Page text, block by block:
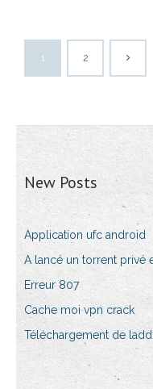
1 2
New Posts
Application ufc android
A lancé un torrent privé
Erreur 807
Cache moi vpn crack
Téléchargement de